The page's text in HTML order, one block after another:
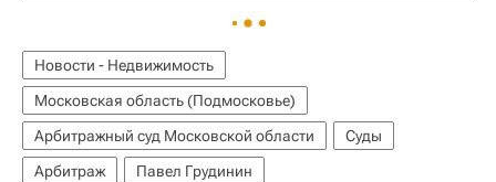
Новости - Недвижимость
Московская область (Подмосковье)
Арбитражный суд Московской области
Суды
Арбитраж
Павел Грудинин